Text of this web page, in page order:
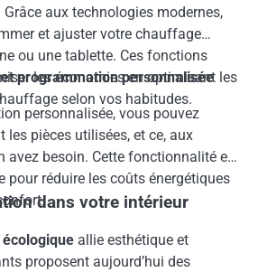
aux technologies modernes,
et ajuster votre chauffage
ou une tablette. Ces fonctions
les économies en optimisant les
selon vos habitudes.
programmation personnalisée
personnalisée, vous pouvez
pièces utilisées, et ce, aux
avez besoin. Cette fonctionnalité est
pour réduire les coûts énergétiques
dans votre intérieur
allie esthétique et
proposent aujourd’hui des